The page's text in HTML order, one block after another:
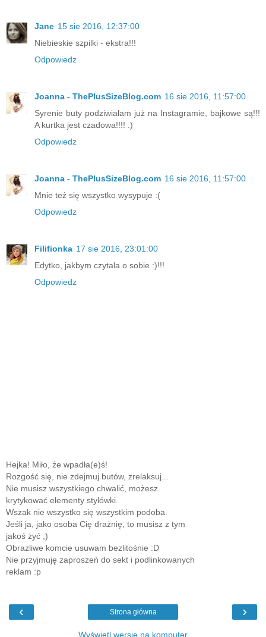
Jane 15 sie 2016, 12:37:00
Niebieskie szpilki - ekstra!!!
Odpowiedz
Joanna - ThePlusSizeBlog.com 16 sie 2016, 11:57:00
Syrenie buty podziwiałam już na Instagramie, bajkowe są!!!
A kurtka jest czadowa!!!! :)
Odpowiedz
Joanna - ThePlusSizeBlog.com 16 sie 2016, 11:57:00
Mnie też się wszystko wysypuje :(
Odpowiedz
Filifionka 17 sie 2016, 23:01:00
Edytko, jakbym czytala o sobie :)!!!
Odpowiedz
Hejka! Miło, że wpadła(e)ś!
Rozgość się, nie zdejmuj butów, zrelaksuj...
Nie musisz wszystkiego chwalić, możesz
krytykować elementy stylówki.
Wszak nie wszystko się wszystkim podoba.
Jeśli ja, jako osoba Cię drażnię, to musisz z tym
jakoś żyć ;)
Obrażliwe komcie usuwam bezlitośnie :D
Nie przyjmuję zaproszeń do sekt i podlinkowanych
reklam :p
‹ ›
Strona główna
Wyświetl wersję na komputer